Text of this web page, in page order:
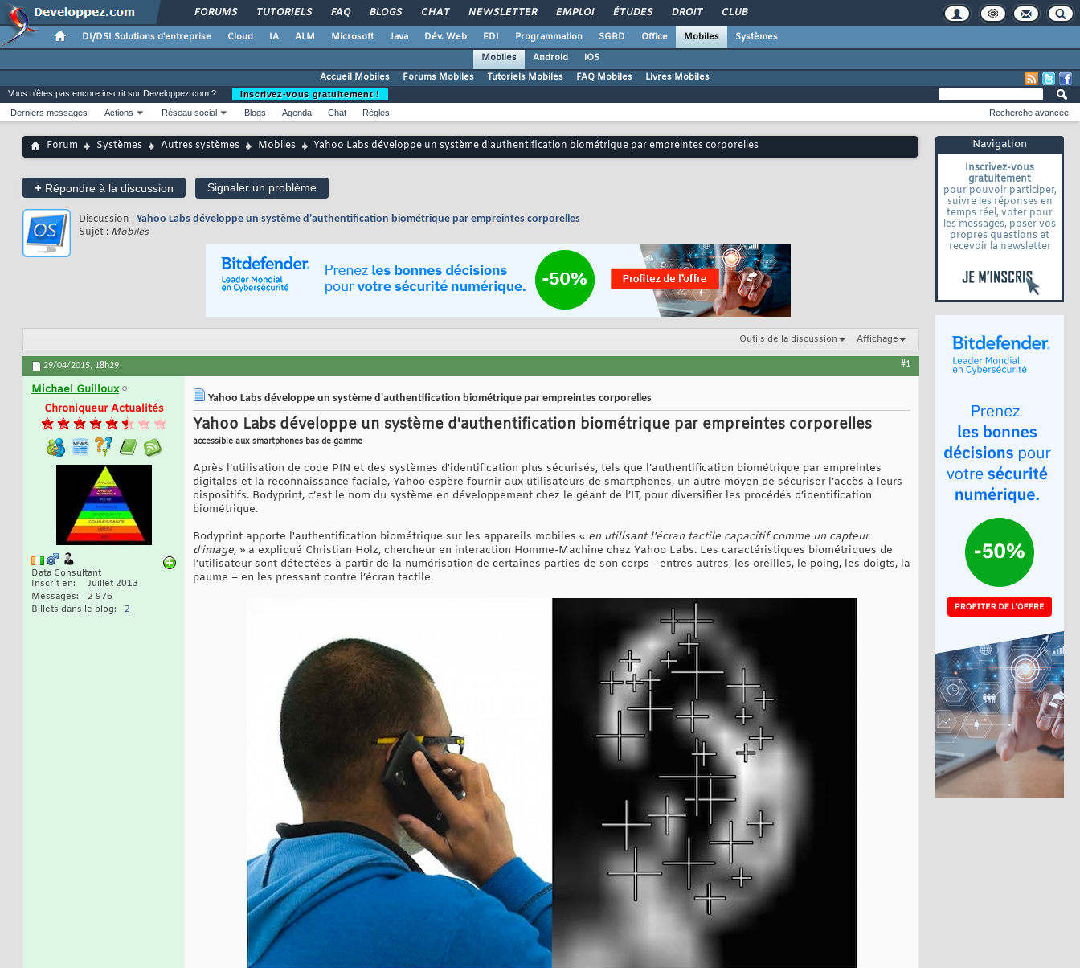
FORUMS TUTORIELS FAQ BLOGS CHAT NEWSLETTER EMPLOI ÉTUDES DROIT CLUB
DI/DSI Solutions d'entreprise Cloud IA ALM Microsoft Java Dév. Web EDI Programmation SGBD Office Mobiles
Systèmes
Mobiles
Android
iOS
Accueil Mobiles
Forums Mobiles Tutoriels Mobiles FAQ Mobiles Livres Mobiles
Navigation
Inscrivez-vous
gratuitement
pour pouvoir participer,
suivre les réponses en
temps réel, voter pour
les messages, poser vos
propres questions et
recevoir la newsletter
Vous n'êtes pas encore inscrit sur Developpez.com ?
Inscrivez-vous gratuitement !
Derniers messages
Actions Réseau social Blogs Agenda Chat Règles Recherche avancée
Forum Systèmes Autres systèmes Mobiles Yahoo Labs développe un système d'authentification biométrique par empreintes corporelles
+ Répondre à la discussion Signaler un problème
Discussion : Yahoo Labs développe un système d'authentification biométrique par empreintes corporelles
Sujet : Mobiles
Outils de la discussion Affichage
29/04/2015, 18h29 #1
Michael Guilloux
Chroniqueur Actualités
Data Consultant
Inscrit en
Juillet 2013
Messages
2 976
Billets dans le blog
2
Yahoo Labs développe un système d'authentification biométrique par empreintes corporelles
Yahoo Labs développe un système d'authentification biométrique par empreintes corporelles
accessible aux smartphones bas de gamme
Après l’utilisation de code PIN et des systèmes d'identification plus sécurisés, tels que l’authentification biométrique par empreintes
digitales et la reconnaissance faciale, Yahoo espère fournir aux utilisateurs de smartphones, un autre moyen de sécuriser l’accès à leurs
dispositifs. Bodyprint, c’est le nom du système en développement chez le géant de l’IT, pour diversifier les procédés d’identification
biométrique.
Bodyprint apporte l'authentification biométrique sur les appareils mobiles « en utilisant l'écran tactile capacitif comme un capteur
d'image, » a expliqué Christian Holz, chercheur en interaction Homme-Machine chez Yahoo Labs. Les caractéristiques biométriques de
l’utilisateur sont détectées à partir de la numérisation de certaines parties de son corps - entres autres, les oreilles, le poing, les doigts, la
paume – en les pressant contre l’écran tactile.